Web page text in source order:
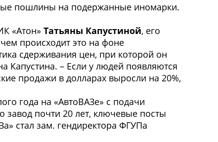
пошлины на подержанные иномарки.
«Атон» Татьяны Капустиной, его
происходит это на фоне
сдерживания цен, при которой он
Капустина. – Если у людей появляются
продажи в долларах выросли на 20%,
года на «АвтоВАЗе» с подачи
завод почти 20 лет, ключевые посты
стал зам. гендиректора ФГУПа